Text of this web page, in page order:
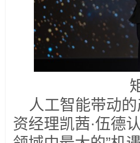
人工智能带动
资经理凯茜·伍德